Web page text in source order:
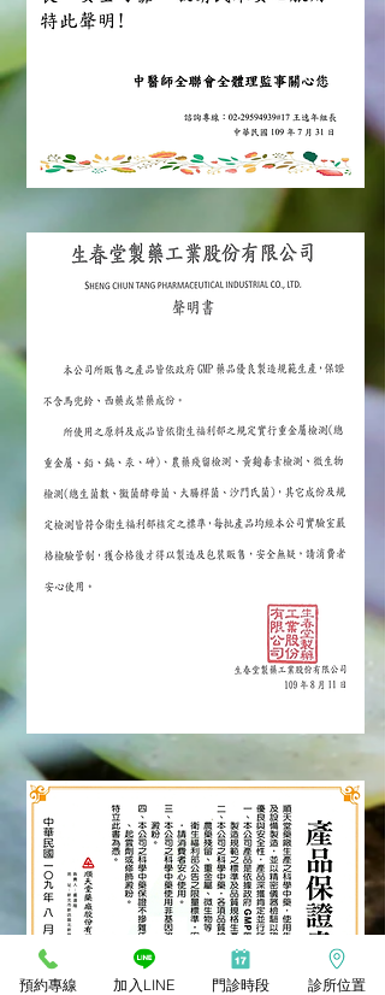
預約專線 加入LINE 門診時段 診所位置